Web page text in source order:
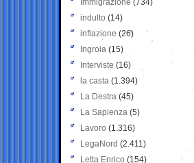
Immigrazione (734)
indulto (14)
inflazione (26)
Ingroia (15)
Interviste (16)
la casta (1.394)
La Destra (45)
La Sapienza (5)
Lavoro (1.316)
LegaNord (2.411)
Letta Enrico (154)